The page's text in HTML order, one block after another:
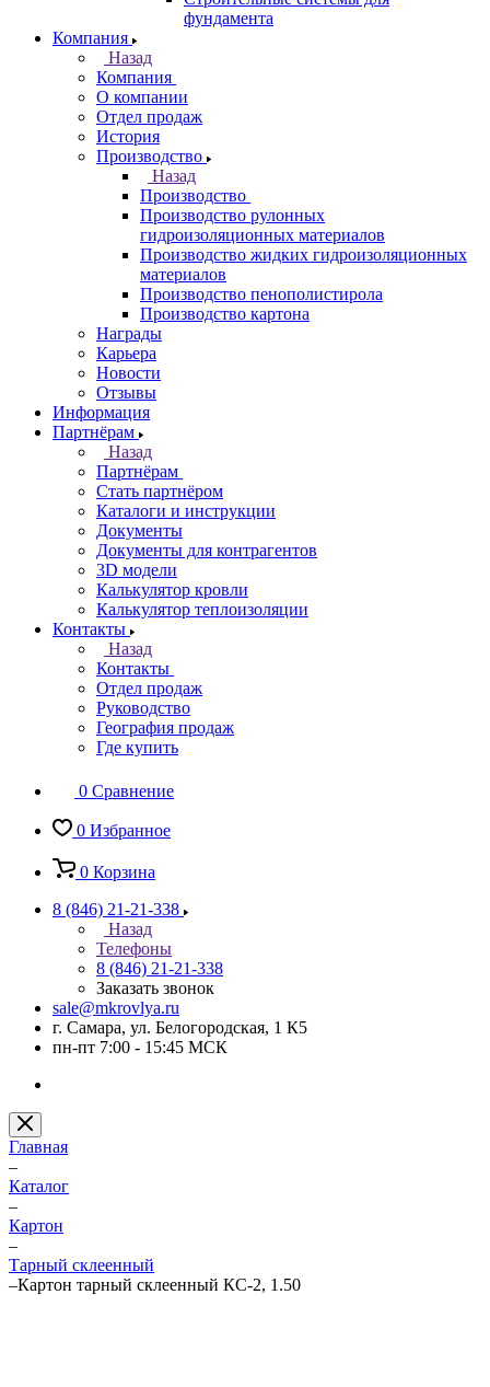
фундамента
Компания
Назад
Компания
О компании
Отдел продаж
История
Производство
Назад
Производство
Производство рулонных
гидроизоляционных материалов
Производство жидких гидроизоляционных
материалов
Производство пенополистирола
Производство картона
Награды
Карьера
Новости
Отзывы
Информация
Партнёрам
Назад
Партнёрам
Стать партнёром
Каталоги и инструкции
Документы
Документы для контрагентов
3D модели
Калькулятор кровли
Калькулятор теплоизоляции
Контакты
Назад
Контакты
Отдел продаж
Руководство
География продаж
Где купить
0 Сравнение
0 Избранное
0 Корзина
8 (846) 21-21-338
Назад
Телефоны
8 (846) 21-21-338
Заказать звонок
sale@mkrovlya.ru
г. Самара, ул. Белогородская, 1 К5
пн-пт 7:00 - 15:45 МСК
Главная
–
Каталог
–
Картон
–
Тарный склеенный
–Картон тарный склеенный КС-2, 1.50